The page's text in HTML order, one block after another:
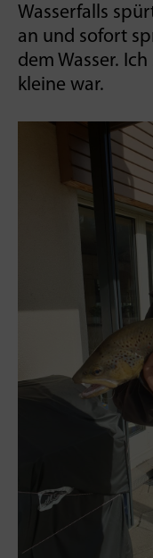
Wasserfalls
an und sofort
dem Wasser.
kleine war.